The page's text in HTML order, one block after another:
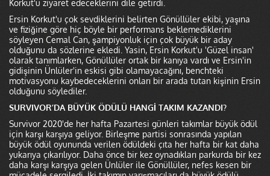
Korkut'u ziyaret edeceklerini dile getirdi.
Ersin Korkut'u çok sevdiklerini belirten Gönüllüler ekibi, yaşına
ve fiziğine göre hiç böyle bir performans beklemediklerini
söyleyen Cemal Can, şampiyonluk için çok büyük bir aday
olduğunu da sözlerine ekledi. Yasin, Ersin Korkut'u 'Güzel insan'
olarak tanımlarken, Gönüllüler ortak bir kanıya vardı ve Ersin'in
gidişinin Ünlüler'in eskisi gibi olamayacağını, benchteki
motivasyonu kaybedeceklerini onları bir arada tutan kişinin Ersin
olduğunu söylediler.
SURVIVOR’DA BÜYÜK ÖDÜLÜ HANGİ TAKIM KAZANDI?
Survivor 2020'de her hafta Pazartesi günleri takımlar büyük ödül
için karşı karşıya geliyor. Birleşme partisi sonrasında yapılan
büyük ödül oyununda verilen ödüldeki çıta her hafta bir kat daha
yukarıya çıkarılıyor. Daha önce bir kez oynadıkları parkurda bir kez
daha karşı karşıya gelen Ünlüler ile Gönüllüler, nefes kesen bir